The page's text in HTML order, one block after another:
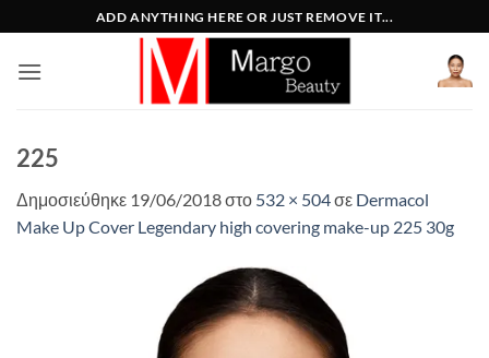
στο
περιεχόμενο
ADD ANYTHING HERE OR JUST REMOVE IT...
225
Δημοσιεύθηκε 19/06/2018στο 532 × 504σε Dermacol
Make Up Cover Legendary high covering make-up 225 30g